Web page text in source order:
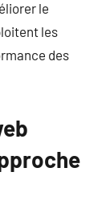
le
les
des